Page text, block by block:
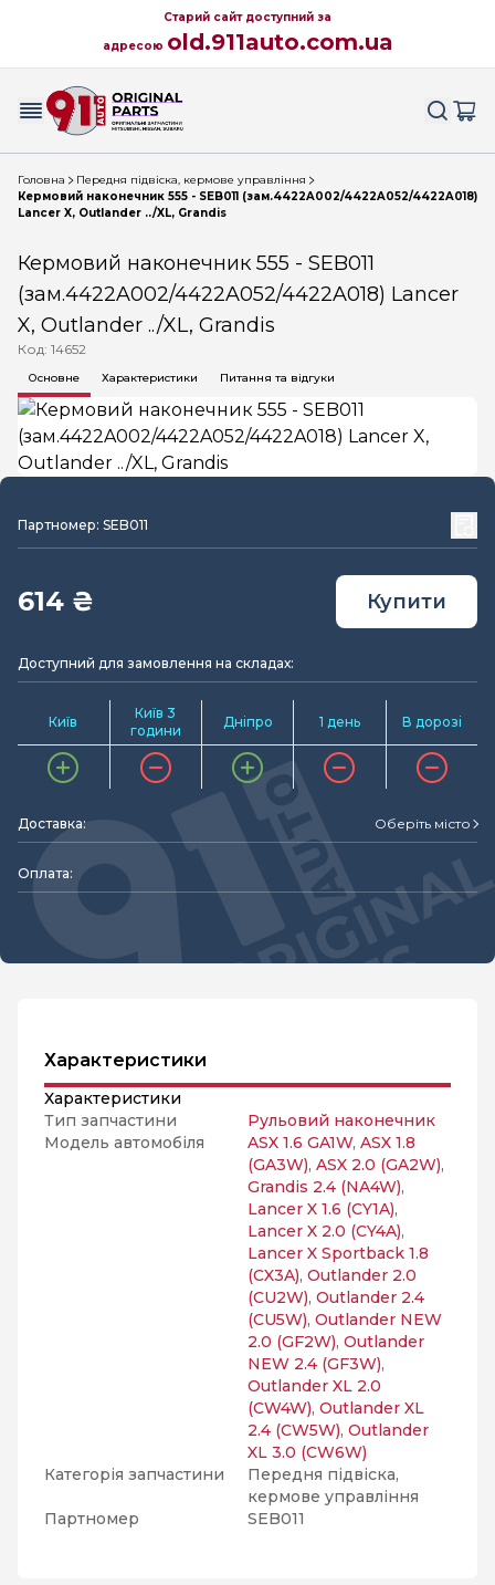
Старий сайт доступний за
адресою old.911auto.com.ua
Головна
Передня підвіска, кермове управління
Кермовий наконечник 555 - SEB011 (зам.4422A002/4422A052/4422A018)
Lancer X, Outlander ../XL, Grandis
Кермовий наконечник 555 - SEB011
(зам.4422A002/4422A052/4422A018) Lancer
X, Outlander ../XL, Grandis
Код: 14652
Основне Характеристики Питання та відгуки
Партномер: SEB011
614 ₴ Купити
Доступний для замовлення на складах:
Київ
Київ 3
години
Дніпро 1 день В дорозі
Доставка: Оберіть місто
Оплата:
Характеристики
Характеристики
Тип запчастини
Рульовий наконечник
Модель автомобіля
ASX 1.6 GA1W, ASX 1.8
(GA3W), ASX 2.0 (GA2W),
Grandis 2.4 (NA4W),
Lancer X 1.6 (CY1A),
Lancer X 2.0 (CY4A),
Lancer X Sportback 1.8
(CX3A), Outlander 2.0
(CU2W), Outlander 2.4
(CU5W), Outlander NEW
2.0 (GF2W), Outlander
NEW 2.4 (GF3W),
Outlander XL 2.0
(CW4W), Outlander XL
2.4 (CW5W), Outlander
XL 3.0 (CW6W)
Категорія запчастини
Передня підвіска,
кермове управління
Партномер
SEB011